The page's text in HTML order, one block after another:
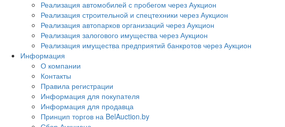
Реализация автомобилей с пробегом через Аукцион
Реализация строительной и спецтехники через Аукцион
Реализация автопарков организаций через Аукцион
Реализация залогового имущества через Аукцион
Реализация имущества предприятий банкротов через Аукцион
Информация
О компании
Контакты
Правила регистрации
Информация для покупателя
Информация для продавца
Принцип торгов на BelAuction.by